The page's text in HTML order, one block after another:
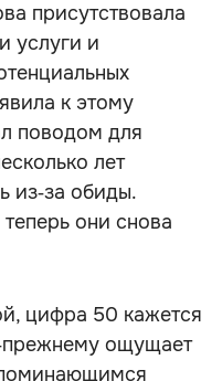
присутствовала
услуги и
к этому
поводом для
лет
из‑за обиды.
они снова
цифра 50 кажется
ощущает